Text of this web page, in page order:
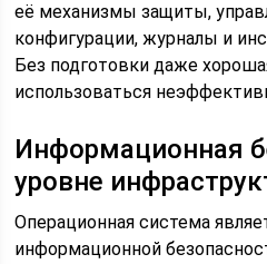
её механизмы защиты,
конфигурации, журналы и
Без подготовки даже
использоваться
Информационная
уровне
Операционная система
информационной